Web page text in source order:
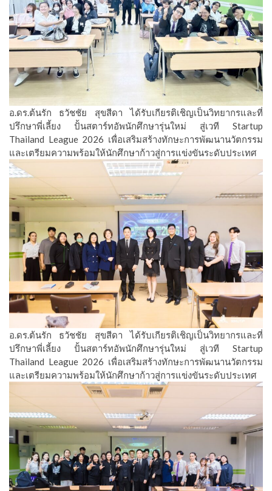
อ.ดร.ต้นรัก ธวัชชัย สุขสีดา ได้รับเกียรติเชิญเป็นวิทยากรและที่
ปรึกษาพี่เลี้ยง ปั้นสตาร์ทอัพนักศึกษารุ่นใหม่ สู่เวที Startup
Thailand League 2026 เพื่อเสริมสร้างทักษะการพัฒนานวัตกรรม
และเตรียมความพร้อมให้นักศึกษาก้าวสู่การแข่งขันระดับประเทศ
อ.ดร.ต้นรัก ธวัชชัย สุขสีดา ได้รับเกียรติเชิญเป็นวิทยากรและที่
ปรึกษาพี่เลี้ยง ปั้นสตาร์ทอัพนักศึกษารุ่นใหม่ สู่เวที Startup
Thailand League 2026 เพื่อเสริมสร้างทักษะการพัฒนานวัตกรรม
และเตรียมความพร้อมให้นักศึกษาก้าวสู่การแข่งขันระดับประเทศ